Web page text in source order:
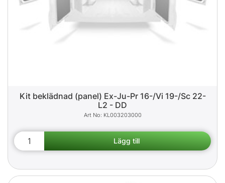
Kit beklädnad (panel) Ex-Ju-Pr 16-/Vi 19-/Sc 22-
L2 - DD
KL003203000